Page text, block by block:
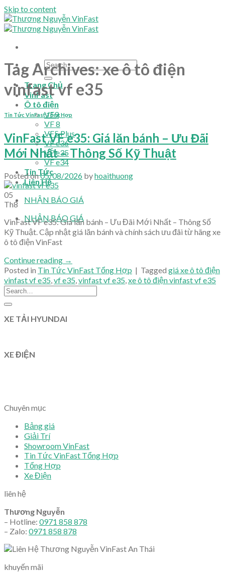
Skip to content
Trang Chủ
VinFast
Ô tô điện
VF9
VF 8
VF5 Plus
VF e36
VF e35
VF e34
Tin Tức
Liên Hệ
NHẬN BÁO GIÁ
NHẬN BÁO GIÁ
Tag Archives:xe ô tô điện
vinfast vf e35
Tin Tức VinFast Tổng Hợp
VinFast VF e35: Giá lăn bánh – Ưu Đãi
Mới Nhất – Thông Số Kỹ Thuật
Posted on05/08/2026 byhoaithuong
05
Th8
VinFast VF e35: Giá lăn bánh – Ưu Đãi Mới Nhất – Thông Số
Kỹ Thuật. Cập nhật giá lăn bánh và chính sách ưu đãi từ hãng xe
ô tô điện VinFast
Continue reading →
Posted in Tin Tức VinFast Tổng Hợp | Tagged giá xe ô tô điện
vinfast vf e35,vf e35,vinfast vf e35,xe ô tô điện vinfast vf e35
XE TẢI HYUNDAI
XE ĐIỆN
Chuyên mục
Bảng giá
Giải Trí
Showroom VinFast
Tin Tức VinFast Tổng Hợp
Tổng Hợp
Xe Điện
liên hệ
Thương Nguyễn
– Hotline: 0971 858 878
– Zalo: 0971 858 878
khuyến mãi